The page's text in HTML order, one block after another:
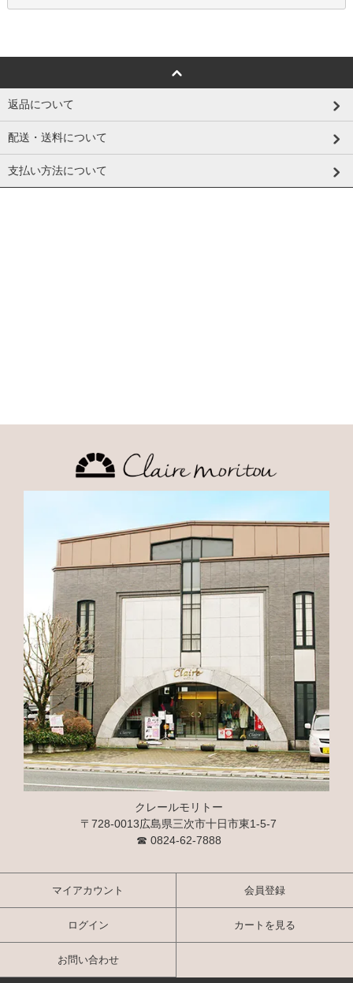
返品について
配送・送料について
支払い方法について
クレールモリトー
〒728-0013広島県三次市十日市東1-5-7
☎ 0824-62-7888
マイアカウント 会員登録
ログイン カートを見る
お問い合わせ